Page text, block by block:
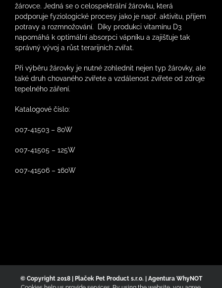
žárovce. Jedná se o celospektrální žárovku, která
podporuje fyziologické procesy jako je např. aktivitu, příjem
potravy a rozmnožování. Díky produkci vitamínu D3
napomáhá k optimální absorpci vápníku a zajišťuje tak
správný vývoj a růst terarijních zvířat.
Při výběru žárovky je nutné zohlednit nejen typ žárovky, ale
také druh chovaného zvířete a vzdálenost zvířete od zdroje
tepelného záření.
Katalogové číslo:
007-41503 – 80W
007-41505 – 125W
007-41506 – 160W
© Copyright 2018 | Plaček Pet Product s.r.o. | Agentura WhyNOT